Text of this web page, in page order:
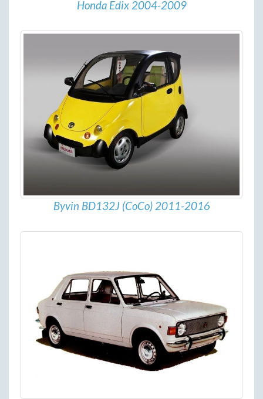
Honda Edix 2004-2009
Byvin BD132J (CoCo) 2011-2016